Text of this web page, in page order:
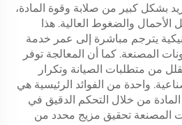
بشكل كبير من صلابة وقوة المادة،
والضغوط العالية. هذا
يترجم مباشرة إلى عمر خدمة
المصنعة. كما أن المعالجة توفر
من متطلبات الصيانة وتكرار
واحدة من الفوائد الرئيسية هي
من خلال التحكم الدقيق في
المصنعة تحقيق مزيج محدد من